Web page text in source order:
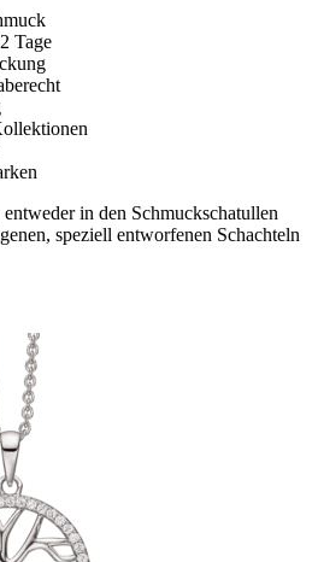
Tage
in den Schmuckschatullen
speziell entworfenen Schachteln